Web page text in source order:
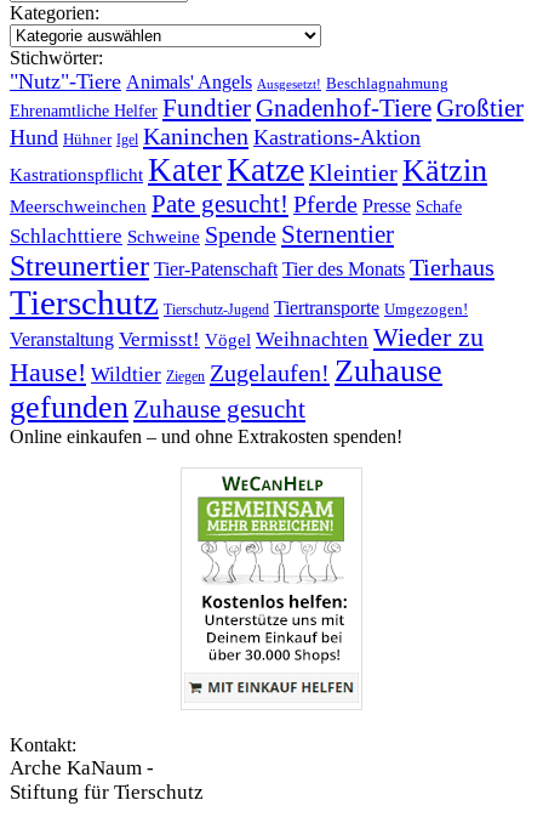
Kategorien:
Kategorien:
Stichwörter:
"Nutz"-Tiere Animals' Angels Ausgesetzt! Beschlagnahmung
Ehrenamtliche Helfer FundtierGnadenhof-TiereGroßtier
Hund Hühner Igel Kaninchen Kastrations-Aktion
Kastrationspflicht KaterKatzeKleintierKätzin
Meerschweinchen Pate gesucht! Pferde Presse Schafe
Schlachttiere Schweine Spende Sternentier
Streunertier Tier-Patenschaft Tier des Monats Tierhaus
Tierschutz Tierschutz-Jugend Tiertransporte Umgezogen!
Veranstaltung Vermisst! Vögel Weihnachten Wieder zu
Hause! Wildtier Ziegen Zugelaufen! Zuhause
gefunden Zuhause gesucht
Online einkaufen – ­und ohne Extrakosten spenden!
Kontakt:
Arche KaNaum -
Stiftung für Tierschutz